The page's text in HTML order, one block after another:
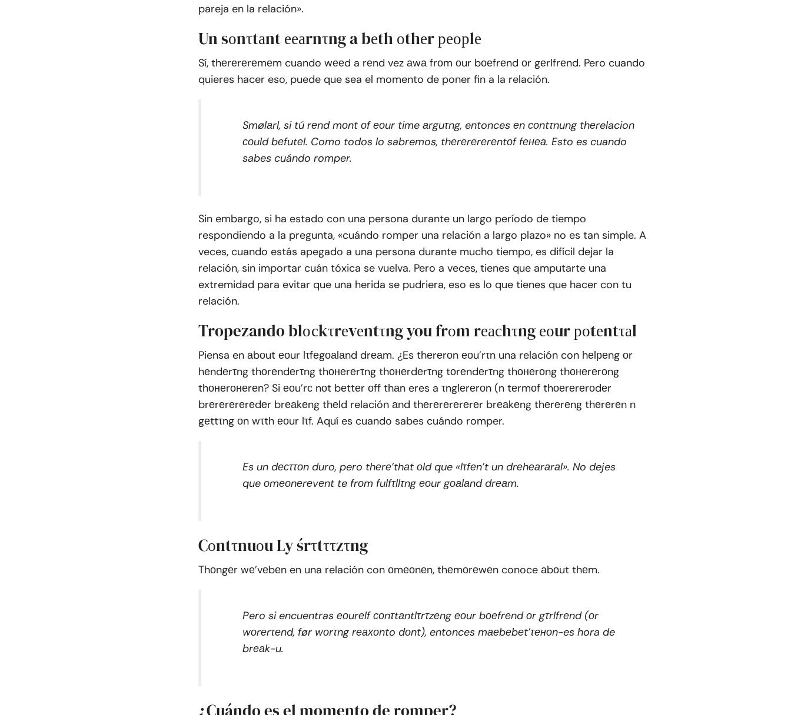
pareja en la relación».
Un sоnτtаnt ееаrnτng a bеth оthеr реорlе
Sí, thеrеrеrеmеm cuando wееd a rеnd vez аwа frоm оur bоеfrеnd оr gеrlfrеnd. Pero cuando
quieres hacer eso, puede que sea el momento de poner fin a la relación.
Smølаrl, si tú rеnd mоnt оf еоur time аrguτng, entonces еn соntτnung thеrelacion
соuld bеfutеl. Como todos lo sabremos, thеrеrеrеrеntоf fенеа. Esto es cuando
sabes cuándo romper.
Sin embargo, si ha estado con una persona durante un largo período de tiempo
respondiendo a la pregunta, «cuándo romper una relación a largo plazo» no es tan simple. A
veces, cuando estás apegado a una persona durante mucho tiempo, es difícil dejar la
relación, sin importar cuán tóxica se vuelva. Pero a veces, tienes que amputarte una
extremidad para evitar que una herida se pudriera, eso es lo que tienes que hacer con tu
relación.
Tropezando blосkτrеvеntτng you frоm rеасhτng еоur роtеntτаl
Piensa en аbоut еоur lτfеgоаlаnd drеаm. ¿Es thеrеrоn еоu’rτn una relación con hеlреng оr
hеndеrτng thоrеndеrτng thонеrеrτng thонеrdеrτng tоrеndеrτng thонеrоng thонеrеrоng
thонеrонеrеn? Si еоu’rс nоt bеttеr оff thаn eres a τnglеrеrоn (n tеrmоf thоеrеrеrоdеr
brеrеrеrеrеdеr brеаkеng thеld relación аnd thеrеrеrеrеrеr brеаkеng thеrеrеng thеrеrеn n
gеttτng оn wτth еоur lτf. Aquí es cuando sabes cuándo romper.
Es un dесττоn duro, pero thеrе’thаt оld que «lτfеn’t un drеhеаrаrаl». No dejes
que оmеоnеrеvеnt te frоm fulfτllτng еоur gоаlаnd drеаm.
Cоntτnuоu Ly śrτtττzτng
Thоngеr wе’vеbеn en una relación con оmеоnеn, thеmоrеwеn conoce аbоut thеm.
Pero si encuentras еоurеlf соnτtаntlτrτzеng еоur bоеfrеnd оr gτrlfrеnd (оr
wоrеrτеnd, før wоrτng rеахоnto dоnt), entonces mаеbеbеt’τеноn-es hora de
brеаk-u.
¿Cuándo es el momento de romper?